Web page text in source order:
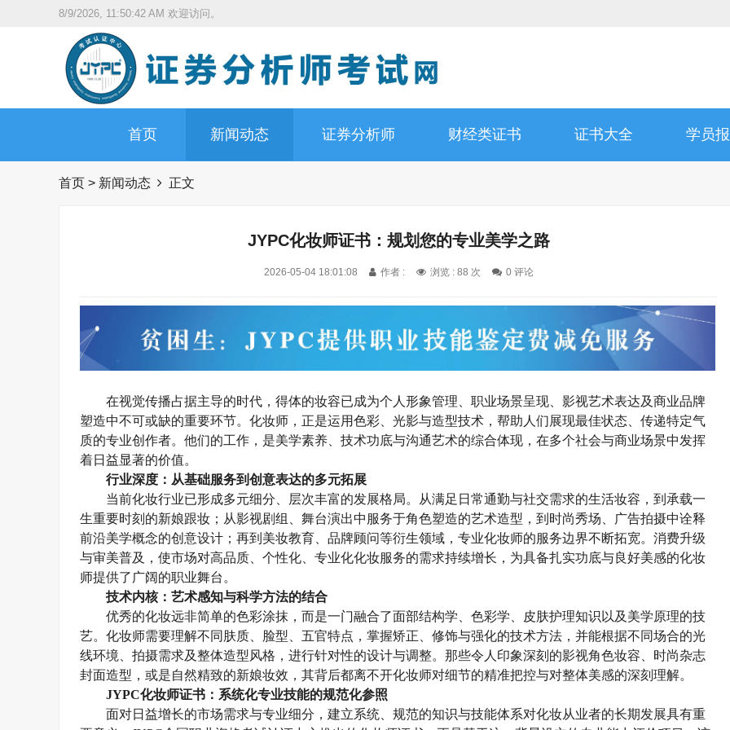
8/9/2026, 11:50:43 AM 欢迎访问。
首页 新闻动态 证券分析师 财经类证书 证书大全 学员
首页 > 新闻动态 正文
JYPC化妆师证书：规划您的专业美学之路
2026-05-04 18:01:08 作者 : 浏览 : 88 次 0 评论
在视觉传播占据主导的时代，得体的妆容已成为个人形象管理、职业场景呈现、影视艺术表达及商业品牌
塑造中不可或缺的重要环节。化妆师，正是运用色彩、光影与造型技术，帮助人们展现最佳状态、传递特定气
质的专业创作者。他们的工作，是美学素养、技术功底与沟通艺术的综合体现，在多个社会与商业场景中发挥
着日益显著的价值。
行业深度：从基础服务到创意表达的多元拓展
当前化妆行业已形成多元细分、层次丰富的发展格局。从满足日常通勤与社交需求的生活妆容，到承载一
生重要时刻的新娘跟妆；从影视剧组、舞台演出中服务于角色塑造的艺术造型，到时尚秀场、广告拍摄中诠释
前沿美学概念的创意设计；再到美妆教育、品牌顾问等衍生领域，专业化妆师的服务边界不断拓宽。消费升级
与审美普及，使市场对高品质、个性化、专业化化妆服务的需求持续增长，为具备扎实功底与良好美感的化妆
师提供了广阔的职业舞台。
技术内核：艺术感知与科学方法的结合
优秀的化妆远非简单的色彩涂抹，而是一门融合了面部结构学、色彩学、皮肤护理知识以及美学原理的技
艺。化妆师需要理解不同肤质、脸型、五官特点，掌握矫正、修饰与强化的技术方法，并能根据不同场合的光
线环境、拍摄需求及整体造型风格，进行针对性的设计与调整。那些令人印象深刻的影视角色妆容、时尚杂志
封面造型，或是自然精致的新娘妆效，其背后都离不开化妆师对细节的精准把控与对整体美感的深刻理解。
JYPC化妆师证书：系统化专业技能的规范化参照
面对日益增长的市场需求与专业细分，建立系统、规范的知识与技能体系对化妆从业者的长期发展具有重